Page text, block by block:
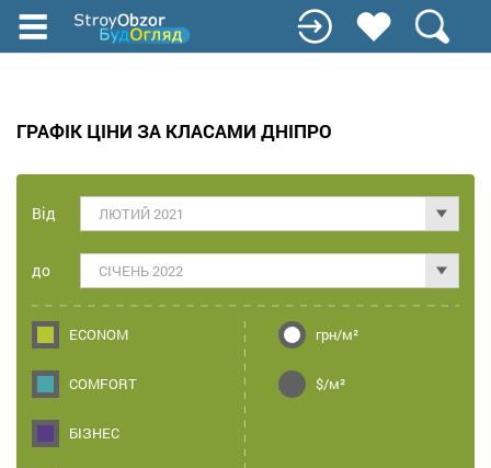
Перейти
до
Від ЛЮТИЙ 2021
до СІЧЕНЬ 2022
ECONOM
COMFORT
БІЗНЕС
грн/м²
$/м²
ГРАФІК ЦІНИ ЗА КЛАСАМИ ДНІПРО